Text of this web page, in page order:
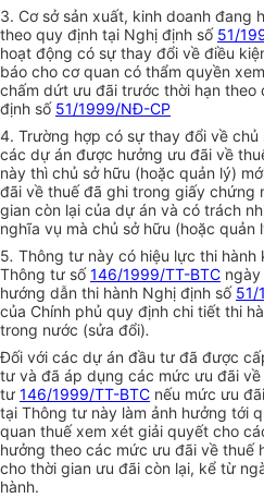
3. Cơ sở sản xuất, kinh doanh đang
theo quy định tại Nghị định số 51/
hoạt động có sự thay đổi về điều
báo cho cơ quan có thẩm quyền
chấm dứt ưu đãi trước thời hạn
định số 51/1999/NĐ-CP
4. Trường hợp có sự thay đổi về
các dự án được hưởng ưu đãi về
này thì chủ sở hữu (hoặc quản lý)
đãi về thuế đã ghi trong giấy chứng
gian còn lại của dự án và có trách
nghĩa vụ mà chủ sở hữu (hoặc quản
5. Thông tư này có hiệu lực thi
Thông tư số146/1999/TT-BTC ngày
hướng dẫn thi hành Nghị định số 51/
của Chính phủ quy định chi tiết thi
trong nước (sửa đổi).
Đối với các dự án đầu tư đã được
tư và đã áp dụng các mức ưu đãi
tư 146/1999/TT-BTC nếu mức ưu
tại Thông tư này làm ảnh hưởng tới
quan thuế xem xét giải quyết cho
hưởng theo các mức ưu đãi về thuế
cho thời gian ưu đãi còn lại, kể từ
hành.